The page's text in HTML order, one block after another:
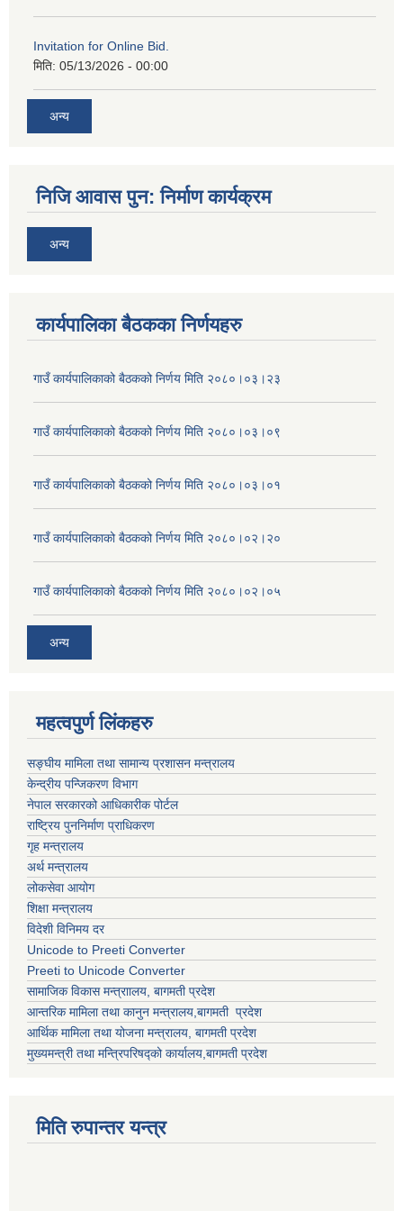
Invitation for Online Bid.
मिति: 05/13/2026 - 00:00
अन्य
निजि आवास पुन: निर्माण कार्यक्रम
अन्य
कार्यपालिका बैठकका निर्णयहरु
गाउँ कार्यपालिकाको बैठकको निर्णय मिति २०८०।०३।२३
गाउँ कार्यपालिकाको बैठकको निर्णय मिति २०८०।०३।०९
गाउँ कार्यपालिकाको बैठकको निर्णय मिति २०८०।०३।०१
गाउँ कार्यपालिकाको बैठकको निर्णय मिति २०८०।०२।२०
गाउँ कार्यपालिकाको बैठकको निर्णय मिति २०८०।०२।०५
अन्य
महत्वपुर्ण लिंकहरु
सङ्घीय मामिला तथा सामान्य प्रशासन मन्त्रालय
केन्द्रीय पन्जिकरण विभाग
नेपाल सरकारको आधिकारीक पोर्टल
राष्ट्रिय पुननिर्माण प्राधिकरण
गृह मन्त्रालय
अर्थ मन्त्रालय
लोकसेवा आयोग
शिक्षा मन्त्रालय
विदेशी विनिमय दर
Unicode to Preeti Converter
Preeti to Unicode Converter
सामाजिक विकास मन्त्राालय, बागमती प्रदेश
आन्तरिक मामिला तथा कानुन मन्त्रालय,बागमती प्रदेश
आर्थिक मामिला तथा योजना मन्त्रालय, बागमती प्रदेश
मुख्यमन्त्री तथा मन्त्रिपरिषद्को कार्यालय,बागमती प्रदेश
मिति रुपान्तर यन्त्र